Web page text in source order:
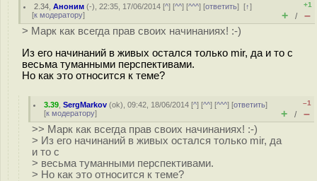
2.34 ,Аноним (-), 22:35, 17/06/2014 [^] [^^] [^^^] [ответить][↑]
[к модератору]
+1
+ / –
> Марк как всегда прав своих начинаниях! :-)
Из его начинаний в живых остался только mir, да и то с
весьма туманными перспективами.
Но как это относится к теме?
3.39 ,SergMarkov (ok), 09:42, 18/06/2014 [^] [^^] [^^^] [ответить]
[к модератору]
–1
+ / –
>> Марк как всегда прав своих начинаниях! :-)
> Из его начинаний в живых остался только mir, да
и то с
> весьма туманными перспективами.
> Но как это относится к теме?